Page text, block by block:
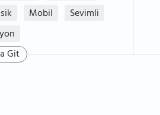
Mobil
Sevimli
Git